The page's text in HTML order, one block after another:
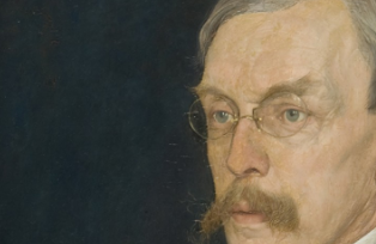
G.F.H. van Kooten Kok.
maakt Van Konijnenburg
wederzijdse vriend Anton Jan
baron – tot wie Boutens zich bijzonder
– is op de vermaarde jongenskostschool
9 jaar Boutens’ leerling en
zijn financiële-steunverleners.